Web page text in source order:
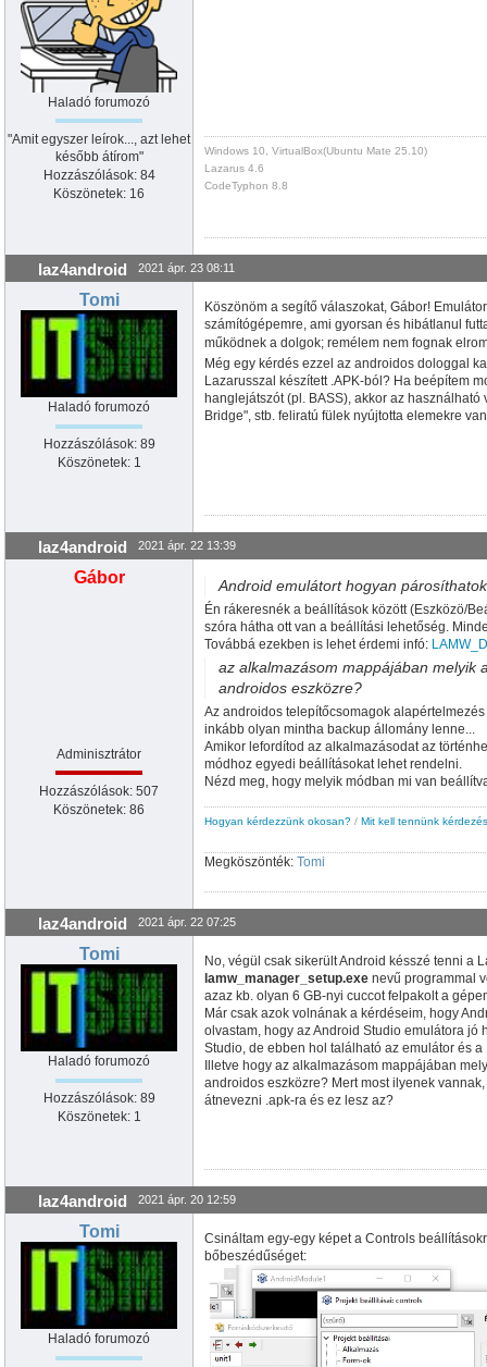
jButton1.destroy;
kepmutato:=jImageView.Create
kepmutato.init
kepmutato.left:=Elion.left;
kepmutato.height:=Elion.height;
vaszon:=jCanvas.create(Elion);
vaszon.init
vaszon.CreateBitmap(
vaszon.PaintColor:=colbrWhite;
vaszon.drawcircle
Elion.left+
kepmutato.SetImage
gomb2:=jButton.create(Elion);
gomb2.parent:=Elion;
gomb2.init(gApp);
gomb2.text:='Egy új gomb';
gomb2.left:=Elion.left+ 200;
end;
procedure TElion.gomb2katt
var i,idex,idey: integer;
begin
vaszon.PaintColor:=colbrWhite;
for i:=1 to 10 do
begin
idex:=random
Elion.width
;
idey:=random( Elion.height 1
vaszon.drawcircle
end;
gomb2.Destroy;
end;
end.
Haladó forumozó
"Amit egyszer leírok..., azt lehet
később átírom"
Hozzászólások: 84
Köszönetek: 16
Windows 10, VirtualBox(Ubuntu Mate 25.10)
Lazarus 4.6
CodeTyphon 8.8
laz4android 2021 ápr. 23 08:11
Tomi
Haladó forumozó
Hozzászólások: 89
Köszönetek: 1
Köszönöm a segítő válaszokat, Gábor!
számítógépemre, ami gyorsan és hibátlanul
működnek a dolgok; remélem nem fognak
Még egy kérdés ezzel az androidos dologgal
Lazarusszal készített .APK-ból? Ha beépítem
hanglejátszót (pl. BASS), akkor az
Bridge", stb. feliratú fülek nyújtotta elemekre
laz4android 2021 ápr. 22 13:39
Gábor
Adminisztrátor
Hozzászólások: 507
Köszönetek: 86
Android emulátort hogyan
Én rákeresnék a beállítások között (Eszközö/
szóra hátha ott van a beállítási lehetőség.
Továbbá ezekben is lehet érdemi infó:
az alkalmazásom mappájában melyik
androidos eszközre?
Az androidos telepítőcsomagok
inkább olyan mintha backup állomány lenne...
Amikor lefordítod az alkalmazásodat az
módhoz egyedi beállításokat lehet rendelni.
Nézd meg, hogy melyik módban mi van
Hogyan kérdezzünk okosan? / Mit kell tennünk
Megköszönték: Tomi
laz4android 2021 ápr. 22 07:25
Tomi
Haladó forumozó
Hozzászólások: 89
Köszönetek: 1
No, végül csak sikerült Android késszé tenni a
lamw_manager_setup.exe nevű programmal
azaz kb. olyan 6 GB-nyi cuccot felpakolt a
Már csak azok volnának a kérdéseim, hogy
olvastam, hogy az Android Studio emulátora jó
Studio, de ebben hol található az emulátor és
Illetve hogy az alkalmazásom mappájában
androidos eszközre? Mert most ilyenek
átnevezni .apk-ra és ez lesz az?
laz4android 2021 ápr. 20 12:59
Tomi
Haladó forumozó
Csináltam egy-egy képet a Controls
bőbeszédűséget: